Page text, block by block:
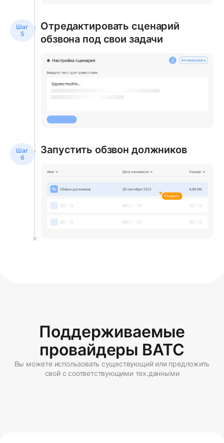
Отредактировать сценарий
обзвона под свои задачи
Запустить обзвон должников
Поддерживаемые
провайдеры ВАТС
Вы можете использовать существующий или предложить
свой с соответствующими тех.данными